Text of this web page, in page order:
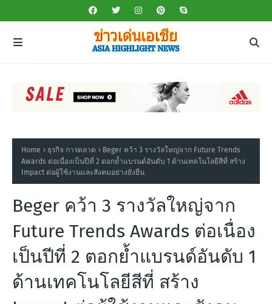
Home ธุรกิจ การตลาด
Beger คว้า 3 รางวัลใหญ่จาก Future Trends
Awards ต่อเนื่องเป็นปีที่ 2 ตอกย้ำแบรนด์อันดับ 1 ด้านเทคโนโลยีสีที่ สร้าง
Impact ต่อผู้ใช้งานและสังคมอย่างยั่งยืน
Beger คว้า 3 รางวัลใหญ่จาก
Future Trends Awards ต่อเนื่อง
เป็นปีที่ 2 ตอกย้ำแบรนด์อันดับ 1
ด้านเทคโนโลยีสีที่ สร้าง